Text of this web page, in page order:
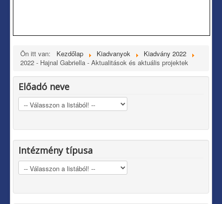
Ön itt van: Kezdőlap Kiadvanyok
Kiadvány 2022
2022 - Hajnal Gabriella - Aktualitások és aktuális projektek
Előadó neve
Intézmény típusa